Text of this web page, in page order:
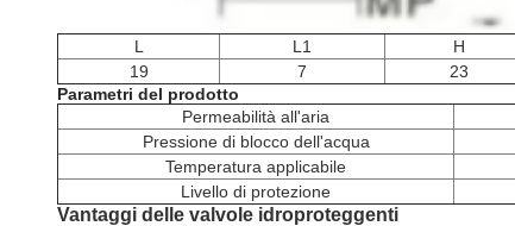
L L1 H
19
7 23
Parametri del prodotto
Permeabilità all'aria
Pressione di blocco dell'acqua
Temperatura applicabile
Livello di protezione
Vantaggi delle valvole idroproteggenti